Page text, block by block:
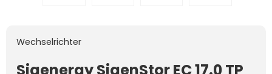
Wechselrichter